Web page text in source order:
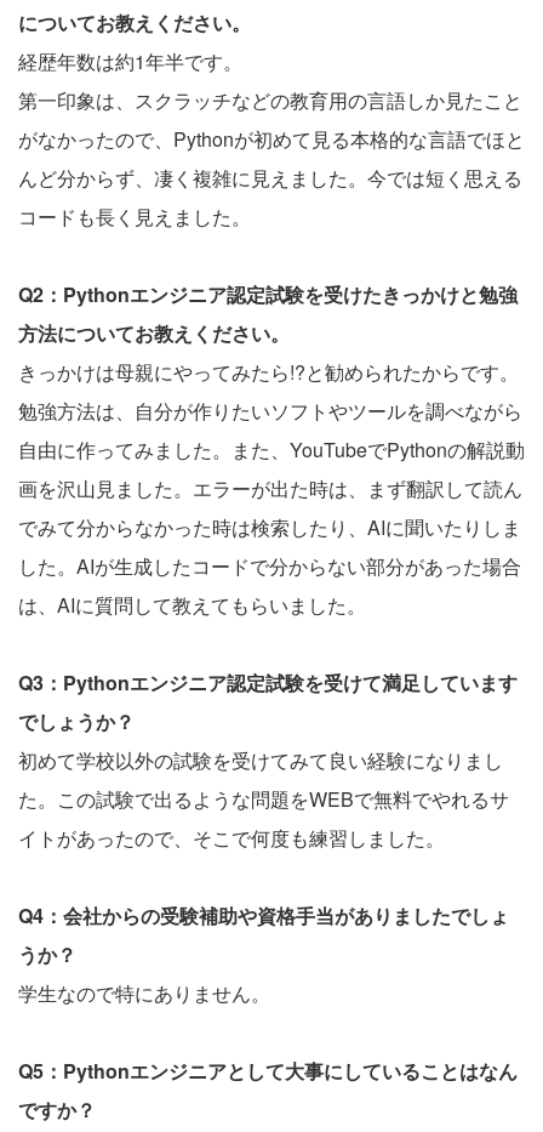
についてお教えください。
経歴年数は約1年半です。
第一印象は、スクラッチなどの教育用の言語しか見たこと
がなかったので、Pythonが初めて見る本格的な言語でほと
んど分からず、凄く複雑に見えました。今では短く思える
コードも長く見えました。
Q2：Pythonエンジニア認定試験を受けたきっかけと勉強
方法についてお教えください。
きっかけは母親にやってみたら!?と勧められたからです。
勉強方法は、自分が作りたいソフトやツールを調べながら
自由に作ってみました。また、YouTubeでPythonの解説動
画を沢山見ました。エラーが出た時は、まず翻訳して読ん
でみて分からなかった時は検索したり、AIに聞いたりしま
した。AIが生成したコードで分からない部分があった場合
は、AIに質問して教えてもらいました。
Q3：Pythonエンジニア認定試験を受けて満足しています
でしょうか？
初めて学校以外の試験を受けてみて良い経験になりまし
た。この試験で出るような問題をWEBで無料でやれるサ
イトがあったので、そこで何度も練習しました。
Q4：会社からの受験補助や資格手当がありましたでしょ
うか？
学生なので特にありません。
Q5：Pythonエンジニアとして大事にしていることはなん
ですか？